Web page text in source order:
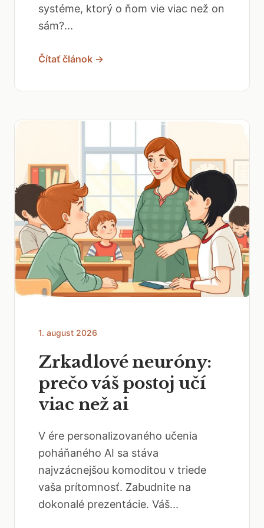
systéme, ktorý o ňom vie viac než on
sám?...
Čítať článok →
1. august 2026
Zrkadlové neuróny:
prečo váš postoj učí
viac než ai
V ére personalizovaného učenia
poháňaného AI sa stáva
najvzácnejšou komoditou v triede
vaša prítomnosť. Zabudnite na
dokonalé prezentácie. Váš...